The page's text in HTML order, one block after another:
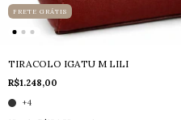
FRETE GRÁTIS
TIRACOLO IGATU M LILI
R$1.248,00
+4